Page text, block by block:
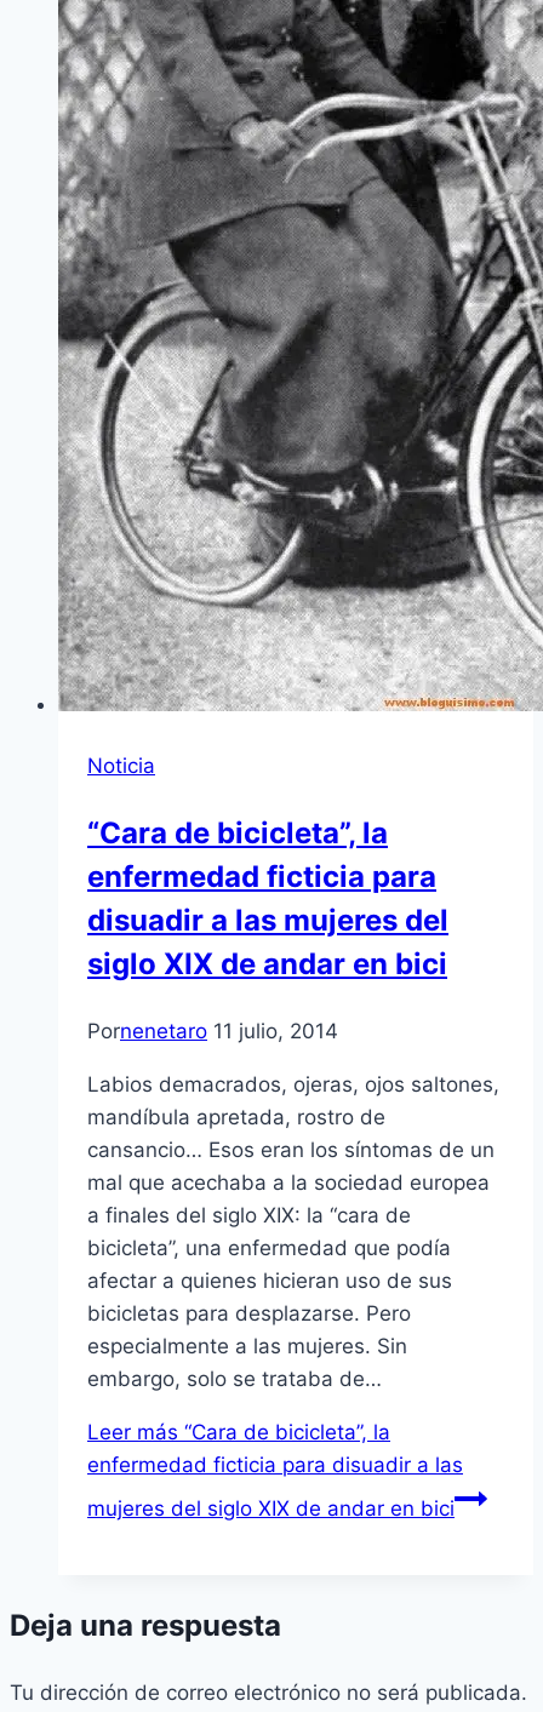
Noticia
“Cara de bicicleta”, la
enfermedad ficticia para
disuadir a las mujeres del
siglo XIX de andar en bici
Pornenetaro 11 julio, 2014
Labios demacrados, ojeras, ojos saltones,
mandíbula apretada, rostro de
cansancio… Esos eran los síntomas de un
mal que acechaba a la sociedad europea
a finales del siglo XIX: la “cara de
bicicleta”, una enfermedad que podía
afectar a quienes hicieran uso de sus
bicicletas para desplazarse. Pero
especialmente a las mujeres. Sin
embargo, solo se trataba de…
Leer más “Cara de bicicleta”, la
enfermedad ficticia para disuadir a las
mujeres del siglo XIX de andar en bici
Deja una respuesta
Tu dirección de correo electrónico no será publicada.